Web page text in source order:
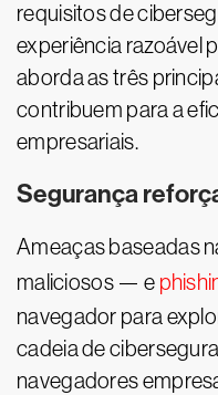
requisitos de
experiência razoável
aborda as três
contribuem para a
empresariais.
Segurança
Ameaças baseadas
maliciosos — e
navegador para
cadeia de
navegadores